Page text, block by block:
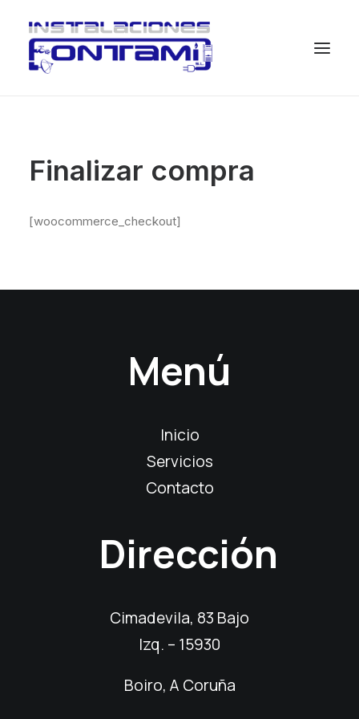
Finalizar compra
[woocommerce_checkout]
Menú
Inicio
Servicios
Contacto
Dirección
Cimadevila, 83 Bajo
Izq. – 15930
Boiro, A Coruña